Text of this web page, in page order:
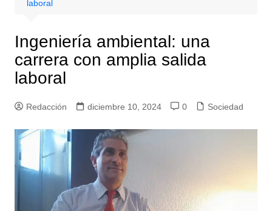
laboral
Ingeniería ambiental: una
carrera con amplia salida
laboral
Redacción diciembre 10, 2024 0 Sociedad